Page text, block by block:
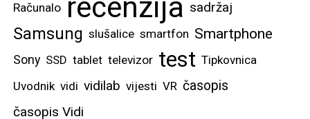
Računalo recenzija sadržaj
Samsung slušalice smartfon Smartphone
Sony SSD tablet televizor test Tipkovnica
Uvodnik vidi vidilab vijesti VR časopis
časopis Vidi